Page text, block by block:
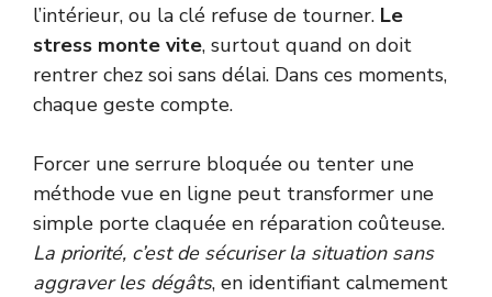
l’intérieur, ou la clé refuse de tourner. Le
stress monte vite, surtout quand on doit
rentrer chez soi sans délai. Dans ces moments,
chaque geste compte.
Forcer une serrure bloquée ou tenter une
méthode vue en ligne peut transformer une
simple porte claquée en réparation coûteuse.
La priorité, c’est de sécuriser la situation sans
aggraver les dégâts, en identifiant calmement